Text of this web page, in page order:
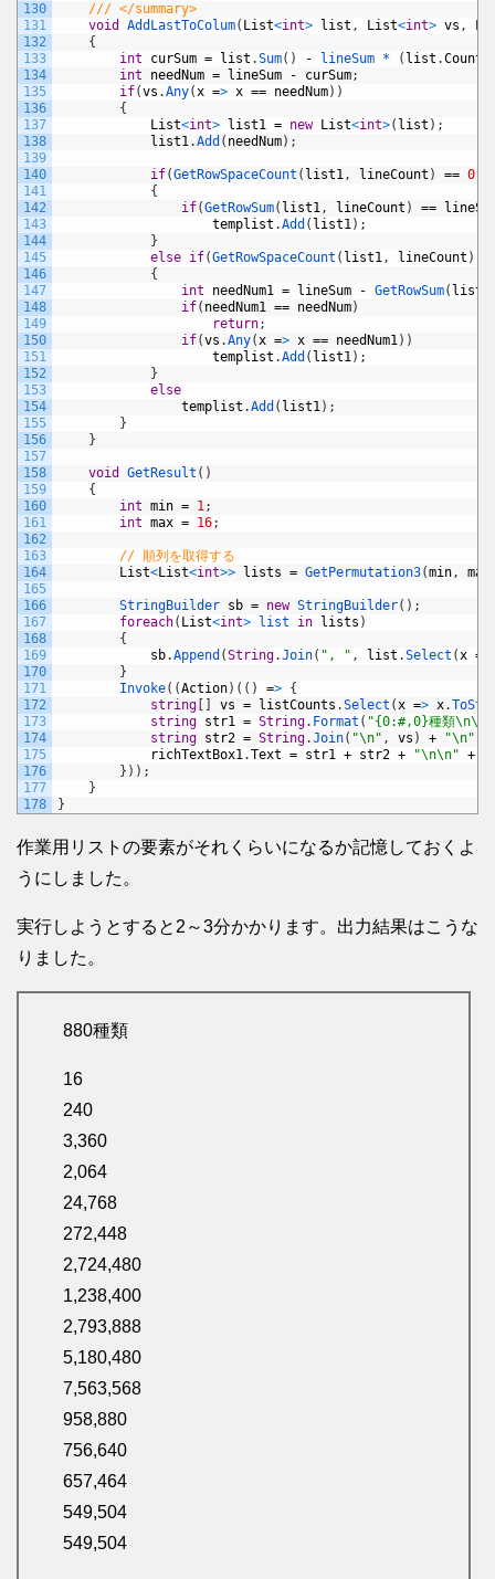
130
131
132
133
134
135
136
137
138
139
140
141
142
143
144
145
146
147
148
149
150
151
152
153
154
155
156
157
158
159
160
161
162
163
164
165
166
167
168
169
170
171
172
173
174
175
176
177
178
/// </summary>
void
AddLastToColum( List<int> list , List<int> vs ,
{
int
curSum = list .Sum( ) - lineSum * ( list .Count
int
needNum = lineSum - curSum;
if(vs .Any(x => x == needNum) )
{
List<int> list1 = new List<int>( list ) ;
list1.Add ( needNum) ;
if(GetRowSpaceCount ( list1, lineCount ) == 0
{
if(GetRowSum( list1, lineCount ) ==
templist .Add ( list1) ;
}
else if(GetRowSpaceCount ( list1, lineCount )
{
int
needNum1 = lineSum - GetRowSum( list1
if( needNum1 == needNum)
return;
if(vs .Any(x => x == needNum1) )
templist .Add ( list1) ;
}
else
templist .Add ( list1) ;
}
}
void GetResult ( )
{
int min = 1;
int max = 16;
// 順列を取得する
List<List<int>> lists = GetPermutation3(min, max
StringBuilder sb = new StringBuilder( ) ;
foreach( List<int> list in lists )
{
sb.Append (String.Join( ", " , list .Select (x =
}
Invoke( (Action) ( ( ) => {
string
vs = listCounts .Select (x => x.
string str1 = String. Format ( "{0:#,0}種類\n\n"
string str2 = String.Join( "\n" , vs ) + "\n"
richTextBox1.Text = str1 + str2 + "\n\n" +
} ) ) ;
}
}
作業用リストの要素がそれくらいになるか記憶しておくよ
うにしました。
実行しようとすると2～3分かかります。出力結果はこうな
りました。
880種類
16
240
3,360
2,064
24,768
272,448
2,724,480
1,238,400
2,793,888
5,180,480
7,563,568
958,880
756,640
657,464
549,504
549,504